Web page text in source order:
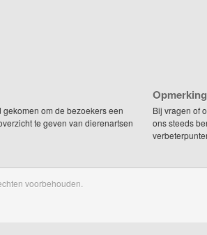
gekomen om de bezoekers een
te geven van dierenartsen
Bij vragen of
ons steeds
voorbehouden.